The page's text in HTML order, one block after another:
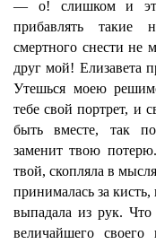
— о! слишком и эта
прибавлять такие
смертного снести не
друг мой! Елизавета
Утешься моею
тебе свой портрет, и
быть вместе, так
заменит твою
твой, скопляла в
принималась за кисть,
выпадала из рук.
величайшего